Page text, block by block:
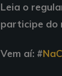
Leia o
participe do
Vem aí: #